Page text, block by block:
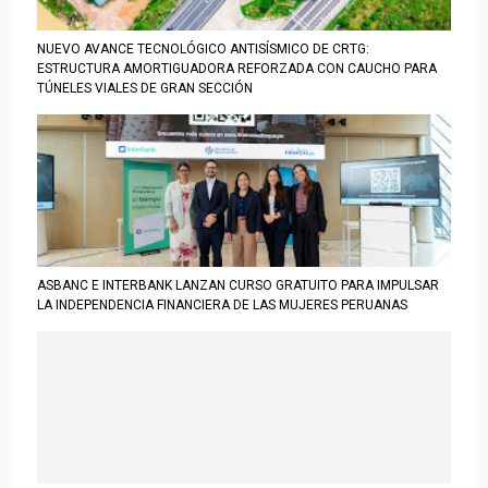
NUEVO AVANCE TECNOLÓGICO ANTISÍSMICO DE CRTG:
ESTRUCTURA AMORTIGUADORA REFORZADA CON CAUCHO PARA
TÚNELES VIALES DE GRAN SECCIÓN
ASBANC E INTERBANK LANZAN CURSO GRATUITO PARA IMPULSAR
LA INDEPENDENCIA FINANCIERA DE LAS MUJERES PERUANAS